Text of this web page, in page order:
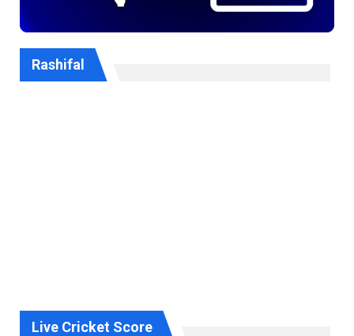
Rashifal
Live Cricket Score